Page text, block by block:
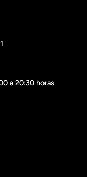
a 20:30 horas